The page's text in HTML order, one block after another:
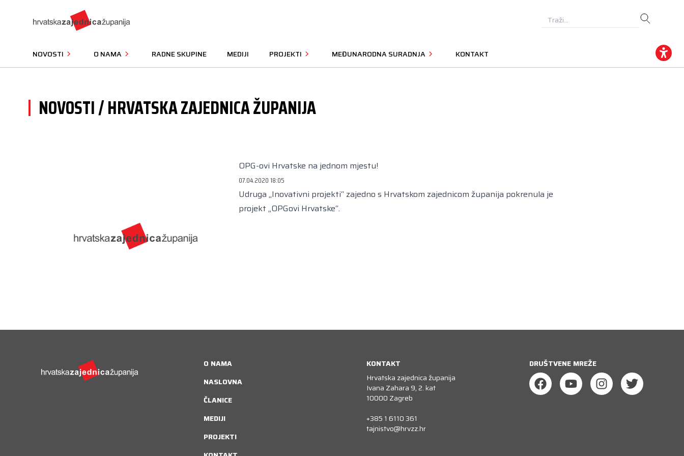
NOVOSTI O NAMA RADNE SKUPINE MEDIJI PROJEKTI MEĐUNARODNA SURADNJA KONTAKT
NOVOSTI / HRVATSKA ZAJEDNICA ŽUPANIJA
OPG-ovi Hrvatske na jednom mjestu!
07.04.2020 18:05
Udruga „Inovativni projekti“ zajedno s Hrvatskom zajednicom županija pokrenula je
projekt „OPGovi Hrvatske“.
O NAMA
NASLOVNA
ČLANICE
MEDIJI
PROJEKTI
KONTAKT
Hrvatska zajednica županija
Ivana Zahara 9, 2. kat
10000 Zagreb
+385 1 6110 361
tajnistvo@hrvzz.hr
DRUŠTVENE MREŽE